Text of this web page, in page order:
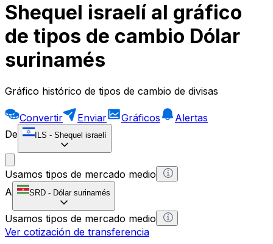
Shequel israelí al gráfico
de tipos de cambio Dólar
surinamés
Gráfico histórico de tipos de cambio de divisas
Convertir Enviar Gráficos
Alertas
De
ILS - Shequel israelí
Usamos tipos de mercado medio
A
SRD - Dólar surinamés
Usamos tipos de mercado medio
Ver cotización de transferencia